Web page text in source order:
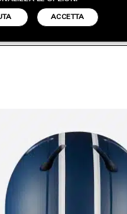
STYLE
FOOTWEAR
SKIACCETTA